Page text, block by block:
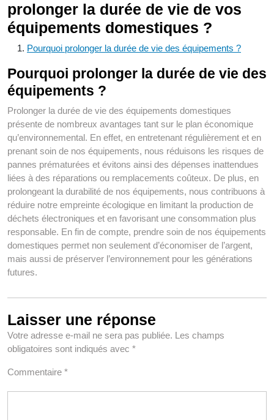
prolonger la durée de vie de vos
équipements domestiques ?
Pourquoi prolonger la durée de vie des équipements ?
Pourquoi prolonger la durée de vie des
équipements ?
Prolonger la durée de vie des équipements domestiques
présente de nombreux avantages tant sur le plan économique
qu’environnemental. En effet, en entretenant régulièrement et en
prenant soin de nos équipements, nous réduisons les risques de
pannes prématurées et évitons ainsi des dépenses inattendues
liées à des réparations ou remplacements coûteux. De plus, en
prolongeant la durabilité de nos équipements, nous contribuons à
réduire notre empreinte écologique en limitant la production de
déchets électroniques et en favorisant une consommation plus
responsable. En fin de compte, prendre soin de nos équipements
domestiques permet non seulement d’économiser de l’argent,
mais aussi de préserver l’environnement pour les générations
futures.
Laisser une réponse
Votre adresse e-mail ne sera pas publiée. Les champs
obligatoires sont indiqués avec *
Commentaire *